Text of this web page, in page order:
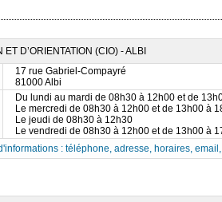
D’ORIENTATION (CIO) - ALBI
17 rue Gabriel-Compayré
81000 Albi
Du lundi au mardi de 08h30 à 12h00 et de
Le mercredi de 08h30 à 12h00 et de 13h00 à
Le jeudi de 08h30 à 12h30
Le vendredi de 08h30 à 12h00 et de 13h00 à
: téléphone, adresse, horaires,